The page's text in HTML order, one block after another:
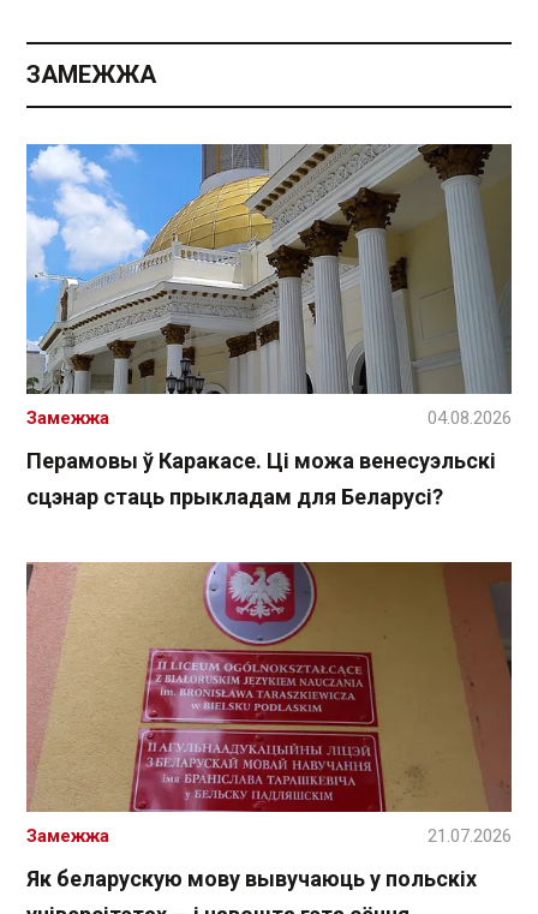
ЗАМЕЖЖА
Перамовы ў Каракасе. Ці можа венесуэльскі
сцэнар стаць прыкладам для Беларусі?
Замежжа 04.08.2026
Як беларускую мову вывучаюць у польскіх
Замежжа 21.07.2026